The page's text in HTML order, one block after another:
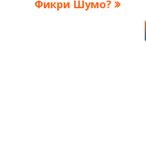
Следующая
Фикри Шумо?